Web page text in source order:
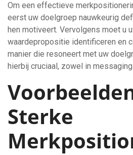
Om een effectieve
eerst uw doelgroep nauwkeurig
hen motiveert. Vervolgens moet u
waardepropositie identificeren en
manier die resoneert met uw
hierbij cruciaal, zowel in
Sterke